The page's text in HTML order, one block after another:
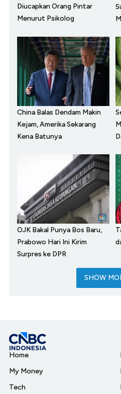
Diucapkan Orang Pintar
Menurut Psikolog
China Balas Dendam Makin
Kejam, Amerika Sekarang
Kena Batunya
OJK Bakal Punya Bos Baru,
Prabowo Hari Ini Kirim
Surpres ke DPR
SHOW
Home
My Money
Tech